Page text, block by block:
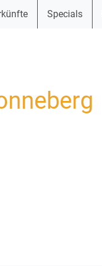
Specials